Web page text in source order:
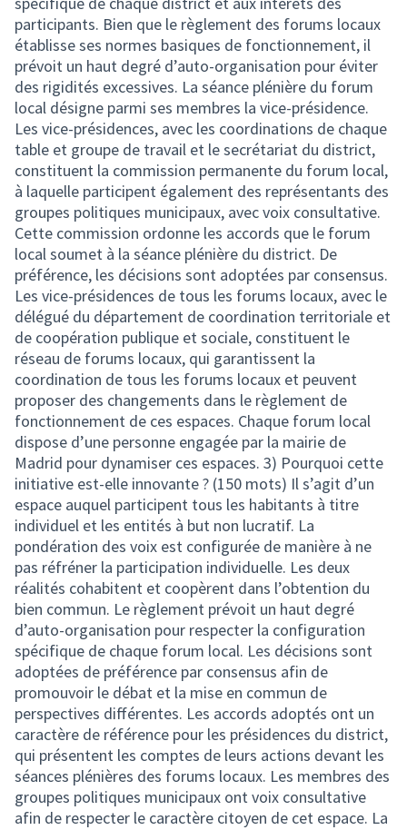
participants. Bien que le règlement des forums locaux
établisse ses normes basiques de fonctionnement, il
prévoit un haut degré d’auto-organisation pour éviter
des rigidités excessives. La séance plénière du forum
local désigne parmi ses membres la vice-présidence.
Les vice-présidences, avec les coordinations de chaque
table et groupe de travail et le secrétariat du district,
constituent la commission permanente du forum local,
à laquelle participent également des représentants des
groupes politiques municipaux, avec voix consultative.
Cette commission ordonne les accords que le forum
local soumet à la séance plénière du district. De
préférence, les décisions sont adoptées par consensus.
Les vice-présidences de tous les forums locaux, avec le
délégué du département de coordination territoriale et
de coopération publique et sociale, constituent le
réseau de forums locaux, qui garantissent la
coordination de tous les forums locaux et peuvent
proposer des changements dans le règlement de
fonctionnement de ces espaces. Chaque forum local
dispose d’une personne engagée par la mairie de
Madrid pour dynamiser ces espaces. 3) Pourquoi cette
initiative est-elle innovante ? (150 mots) Il s’agit d’un
espace auquel participent tous les habitants à titre
individuel et les entités à but non lucratif. La
pondération des voix est configurée de manière à ne
pas réfréner la participation individuelle. Les deux
réalités cohabitent et coopèrent dans l’obtention du
bien commun. Le règlement prévoit un haut degré
d’auto-organisation pour respecter la configuration
spécifique de chaque forum local. Les décisions sont
adoptées de préférence par consensus afin de
promouvoir le débat et la mise en commun de
perspectives différentes. Les accords adoptés ont un
caractère de référence pour les présidences du district,
qui présentent les comptes de leurs actions devant les
séances plénières des forums locaux. Les membres des
groupes politiques municipaux ont voix consultative
afin de respecter le caractère citoyen de cet espace. La